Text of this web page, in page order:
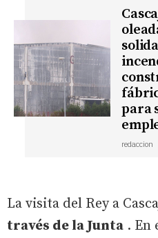
para
redaccion
La visita del Rey a
través de la Junta . En